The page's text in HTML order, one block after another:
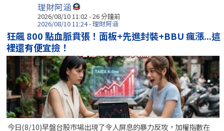
理財阿涵
2026/08/10 11:02 -26 分鐘前
2026/08/10 11:24 - 理財阿涵
狂飆 800 點血脈賁張！面板+先進封裝+BBU 瘋漲...這
裡還有便宜撿！
今日(8/10)早盤台股市場出現了令人屏息的暴力反攻，加權指數在